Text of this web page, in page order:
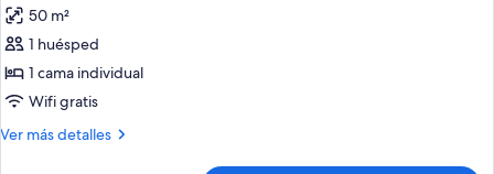
fotos
de
Dormitorio
compartido,
dormitorio
50 m²
1 huésped
1 cama individual
Wifi gratis
Ver más detalles
Más